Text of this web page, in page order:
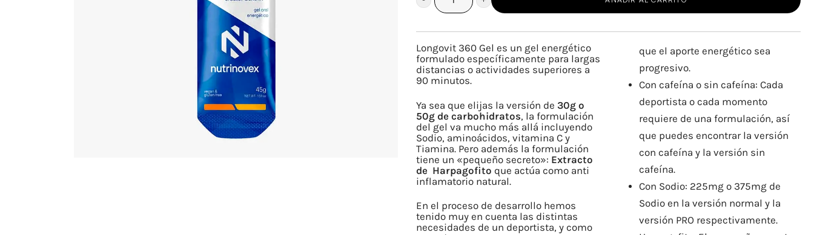
LONGOVIT
MANGO
MANDARINA
Longovit 360 Gel es un gel energético
formulado específicamente para largas
distancias o actividades superiores a
90 minutos.
Ya sea que elijas la versión de 30g o
50g de carbohidratos, la formulación
del gel va mucho más allá incluyendo
Sodio, aminoácidos, vitamina C y
Tiamina. Pero además la formulación
tiene un «pequeño secreto»: Extracto
de Harpagofito que actúa como anti
inflamatorio natural.
En el proceso de desarrollo hemos
tenido muy en cuenta las distintas
necesidades de un deportista, y como
que el aporte energético sea
progresivo.
Con cafeína o sin cafeína: Cada
deportista o cada momento
requiere de una formulación, así
que puedes encontrar la versión
con cafeína y la versión sin
cafeína.
Con Sodio: 225mg o 375mg de
Sodio en la versión normal y la
versión PRO respectivamente.